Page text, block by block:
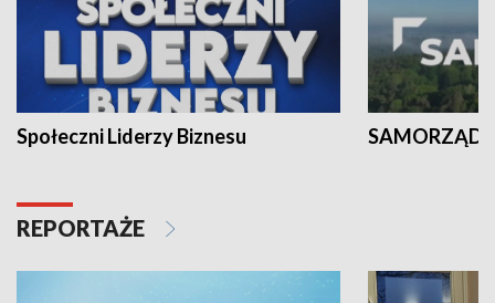
Społeczni Liderzy Biznesu SAMORZĄD
REPORTAŻE